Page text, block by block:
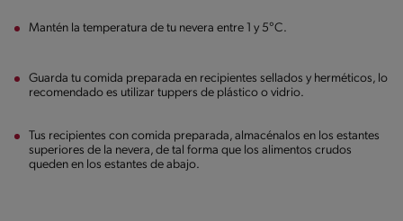
Mantén la temperatura de tu nevera entre 1 y 5°C.
Guarda tu comida preparada en recipientes sellados y herméticos, lo
recomendado es utilizar tuppers de plástico o vidrio.
Tus recipientes con comida preparada, almacénalos en los estantes
superiores de la nevera, de tal forma que los alimentos crudos
queden en los estantes de abajo.